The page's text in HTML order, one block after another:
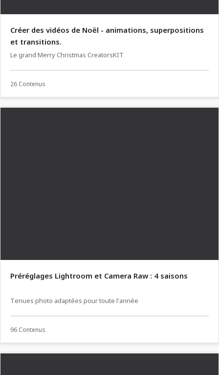
Créer des vidéos de Noël - animations, superpositions
et transitions.
Le grand Merry Christmas CreatorsKIT
26 Contenus
Préréglages Lightroom et Camera Raw : 4 saisons
Tenues photo adaptées pour toute l'année
96 Contenus